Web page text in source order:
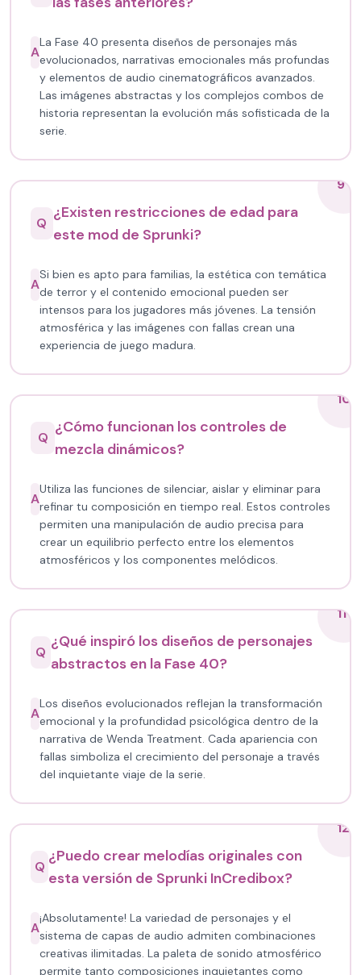
A
La Fase 40 presenta diseños de personajes más
evolucionados, narrativas emocionales más profundas
y elementos de audio cinematográficos avanzados.
Las imágenes abstractas y los complejos combos de
historia representan la evolución más sofisticada de la
serie.
9
Q
¿Existen restricciones de edad para
este mod de Sprunki?
A
Si bien es apto para familias, la estética con temática
de terror y el contenido emocional pueden ser
intensos para los jugadores más jóvenes. La tensión
atmosférica y las imágenes con fallas crean una
experiencia de juego madura.
10
Q
¿Cómo funcionan los controles de
mezcla dinámicos?
A
Utiliza las funciones de silenciar, aislar y eliminar para
refinar tu composición en tiempo real. Estos controles
permiten una manipulación de audio precisa para
crear un equilibrio perfecto entre los elementos
atmosféricos y los componentes melódicos.
11
Q
¿Qué inspiró los diseños de personajes
abstractos en la Fase 40?
A
Los diseños evolucionados reflejan la transformación
emocional y la profundidad psicológica dentro de la
narrativa de Wenda Treatment. Cada apariencia con
fallas simboliza el crecimiento del personaje a través
del inquietante viaje de la serie.
12
Q
¿Puedo crear melodías originales con
esta versión de Sprunki InCredibox?
A
¡Absolutamente! La variedad de personajes y el
sistema de capas de audio admiten combinaciones
creativas ilimitadas. La paleta de sonido atmosférico
permite tanto composiciones inquietantes como